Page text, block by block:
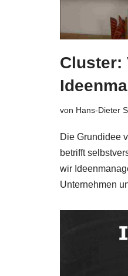
Cluster:
von Hans-Dieter
Die Grund­idee
betrifft
wir
Unter­neh­men